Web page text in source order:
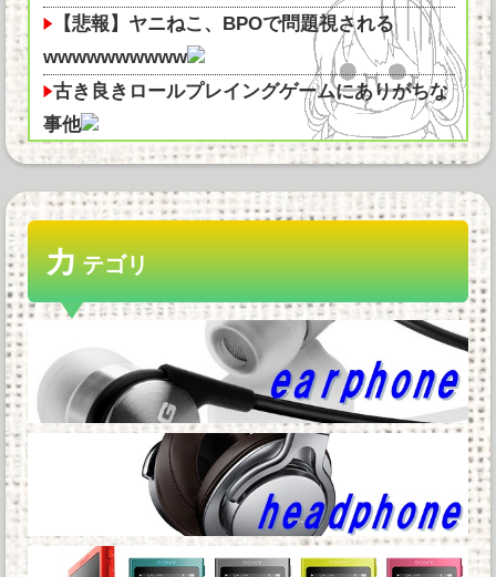
【悲報】ヤニねこ、BPOで問題視される
wwwwwwwwww
古き良きロールプレイングゲームにありがちな
事他
【朗報】「GANTZ」の全巻100円セールえぐく
ね？超名作だぞ他
【悲報】タブレットのバッテリーが膨らんで画
面が剥がれてきたんやが他
ゲーミングPCの主流はVRAM 8GBから16GB
に。Steam調査でシェア...
【悲報】TBS、番組でAI生成絵を使用してしま
う他
Powered by livedoor 相互RSS
カテゴリ